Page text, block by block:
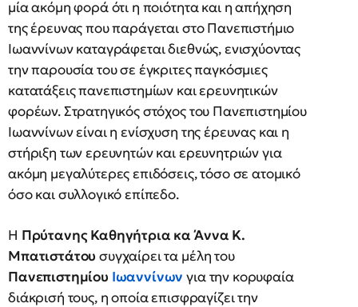
μία ακόμη φορά ότι η ποιότητα και η απήχηση
της έρευνας που παράγεται στο Πανεπιστήμιο
Ιωαννίνων καταγράφεται διεθνώς, ενισχύοντας
την παρουσία του σε έγκριτες παγκόσμιες
κατατάξεις πανεπιστημίων και ερευνητικών
φορέων. Στρατηγικός στόχος του Πανεπιστημίου
Ιωαννίνων είναι η ενίσχυση της έρευνας και η
στήριξη των ερευνητών και ερευνητριών για
ακόμη μεγαλύτερες επιδόσεις, τόσο σε ατομικό
όσο και συλλογικό επίπεδο.
Η Πρύτανης Καθηγήτρια κα Άννα Κ.
Μπατιστάτου συγχαίρει τα μέλη του
Πανεπιστημίου Ιωαννίνων για την κορυφαία
διάκρισή τους, η οποία επισφραγίζει την